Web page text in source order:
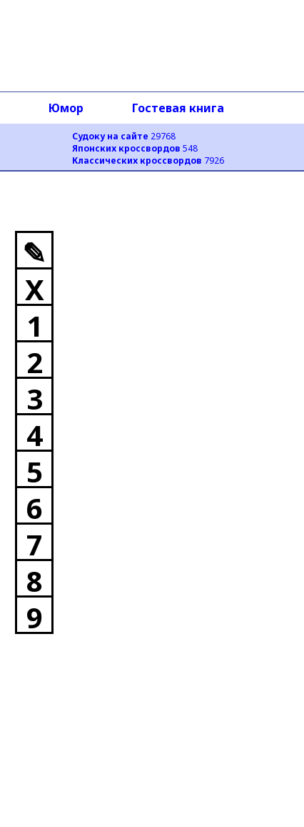
Судоку на сайте 29768
Японских кроссвордов 548
Классических кроссвордов 7926
Юмор Гостевая книга
✎
X
1
2
3
4
5
6
7
8
9